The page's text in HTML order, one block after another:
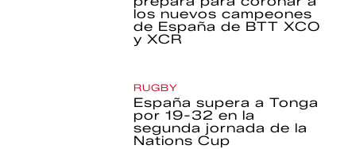
los nuevos campeones
de España de BTT XCO
y XCR
RUGBY
España supera a Tonga
por 19-32 en la
segunda jornada de la
Nations Cup